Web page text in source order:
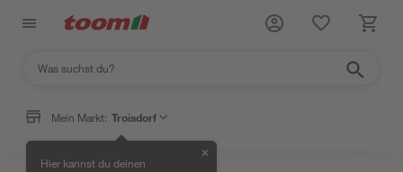
Mein Markt: Troisdorf
Hier kannst du deinen
✕